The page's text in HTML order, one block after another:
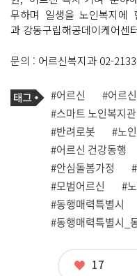
무하며 일생을 노인복지에
과 강동구립해공데이케어센
문의 : 어르신복지과 02-
기
사
관
련
태
그
태
그
#어르신 #어르
#스마트 노인복지관
#반려로봇
#노인
#어르신 건강동행
#안심돌봄가정
#모범어르신
#
#동행매력특별시
#동행매력특별시_
좋
17